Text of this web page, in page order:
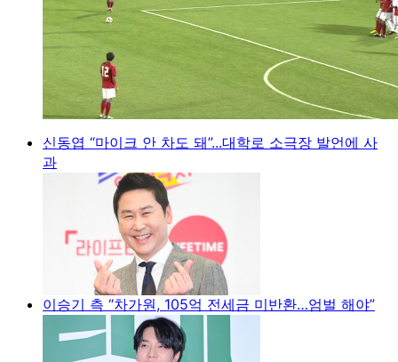
신동엽 “마이크 안 차도 돼”...대학로 소극장 발언에 사
과
이승기 측 “차가원, 105억 전세금 미반환…엄벌 해야”